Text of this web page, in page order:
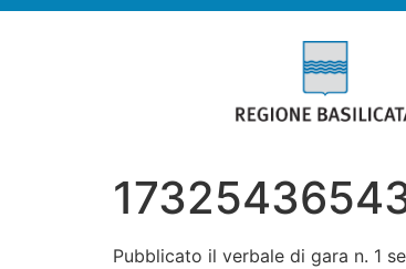
Pubblicato il verbale di gara n. 1